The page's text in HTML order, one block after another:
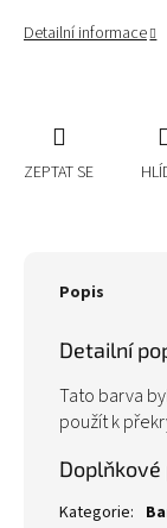
Detailní informace
ZEPTAT SE
Popis
Detailní
Tato barva
použít k
Kategorie: